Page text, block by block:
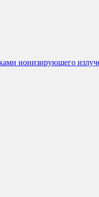
ионизирующего